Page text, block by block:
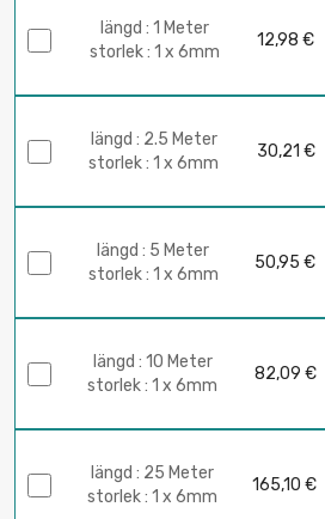
längd : 1 Meter
storlek : 1 x 6mm
12,98 €
längd : 2.5 Meter
storlek : 1 x 6mm
30,21 €
längd : 5 Meter
storlek : 1 x 6mm
50,95 €
längd : 10 Meter
storlek : 1 x 6mm
82,09 €
längd : 25 Meter
storlek : 1 x 6mm
165,10 €